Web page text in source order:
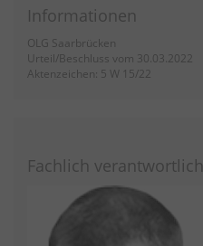
Informationen
OLG Saarbrücken
Urteil/Beschluss vom 30.03.2022
Aktenzeichen: 5 W 15/22
Fachlich verantwortlich